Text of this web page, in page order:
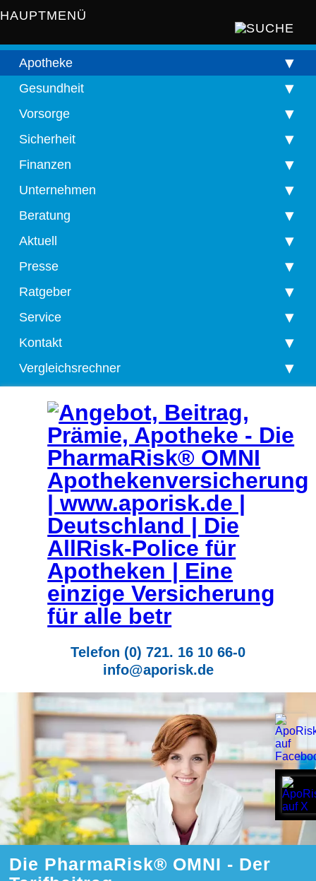
Telefon (0) 721. 16 10 66-0
info@aporisk.de
HAUPTMENÜ
Apotheke
Gesundheit
Vorsorge
Sicherheit
Finanzen
Unternehmen
Beratung
Aktuell
Presse
Ratgeber
Service
Kontakt
Vergleichsrechner
Die PharmaRisk® OMNI - Der